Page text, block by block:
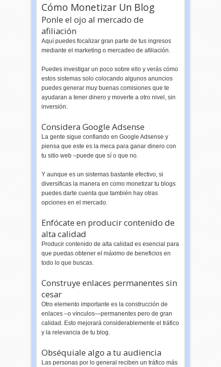
Cómo Monetizar Un Blog
Ponle el ojo al mercado de
afiliación
Aquí puedes focalizar gran parte de tus ingresos
mediante el marketing o mercadeo de afiliación.
Puedes investigar un poco sobre ello y verás cómo
estos sistemas solo colocando algunos anuncios
puedes generar muy buenas comisiones que te
ayudaran a tener dinero y moverte a otro nivel, sin
inversión.
Considera Google Adsense
La gente sigue confiando en Google Adsense y
piensa que este es la meca para ganar dinero con
tu sitio web –puede que sí o que no.
Y aunque es un sistemas bastante efectivo, si
diversificas la manera en como monetizar tu blogs
puedes darte cuenta que también hay otras
opciones en el mercado.
Enfócate en producir contenido de
alta calidad
Producir contenido de alta calidad es esencial para
que puedas obtener el máximo de beneficios en
todo lo que buscas.
Construye enlaces permanentes sin
cesar
Otro elemento importante es la construcción de
enlaces –o vínculos—permanentes pero de gran
calidad. Esto mejorará considerablemente el tráfico
y la relevancia de tu blog.
Obséquiale algo a tu audiencia
Las personas por lo general reciben un tráfico más